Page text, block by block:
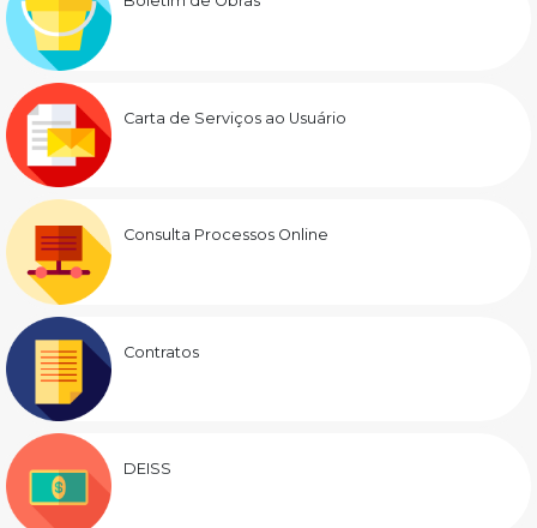
Carta de Serviços ao Usuário
Consulta Processos Online
Contratos
DEISS